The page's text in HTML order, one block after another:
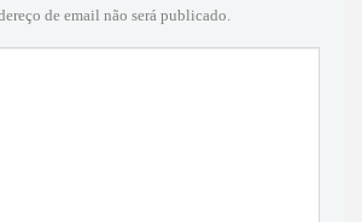
de email não será publicado.